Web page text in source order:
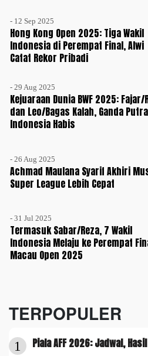
- 12 Sep 2025
Hong Kong Open 2025: Tiga Wakil
Indonesia di Perempat Final, Alwi
Catat Rekor Pribadi
- 29 Aug 2025
Kejuaraan Dunia BWF 2025: Fajar/
dan Leo/Bagas Kalah, Ganda Putra
Indonesia Habis
- 26 Aug 2025
Achmad Maulana Syarif Akhiri
Super League Lebih Cepat
- 31 Jul 2025
Termasuk Sabar/Reza, 7 Wakil
Indonesia Melaju ke Perempat
Macau Open 2025
TERPOPULER
1 Piala AFF 2026: Jadwal,